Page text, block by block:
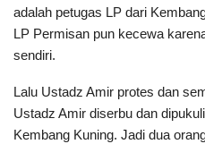
adalah petugas LP dari
LP Permisan pun kecewa
sendiri.
Lalu Ustadz Amir protes dan
Ustadz Amir diserbu dan
Kembang Kuning. Jadi dua